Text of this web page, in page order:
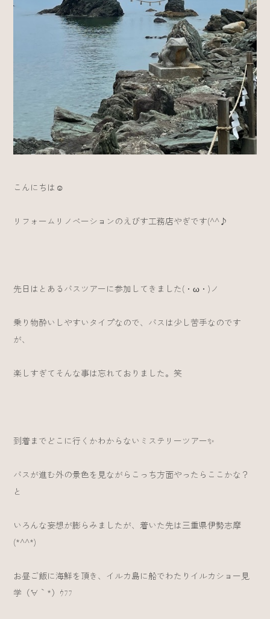
こんにちは☺
リフォームリノベーションのえびす工務店やぎです(^^♪
先日はとあるバスツアーに参加してきました(・ω・)ノ
乗り物酔いしやすいタイプなので、バスは少し苦手なのです
が、
楽しすぎてそんな事は忘れておりました。笑
到着までどこに行くかわからないミステリーツアー✨
バスが進む外の景色を見ながらこっち方面やったらここかな？
と
いろんな妄想が膨らみましたが、着いた先は三重県伊勢志摩
(*^^*)
お昼ご飯に海鮮を頂き、イルカ島に船でわたりイルカショー見
学（´∀｀*）ｳﾌﾌ